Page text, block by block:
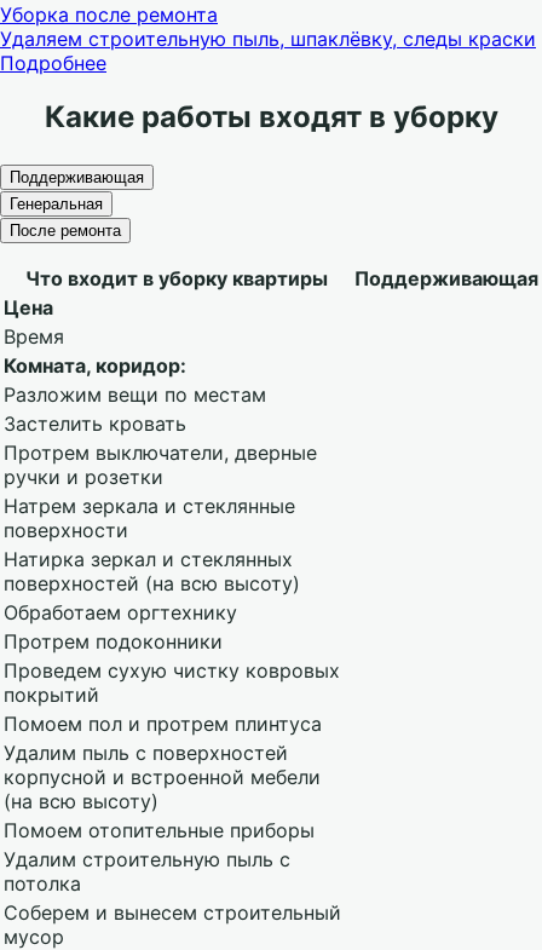
Уборка после ремонта
Удаляем строительную пыль, шпаклёвку, следы краски
Подробнее
Какие работы входят в уборку
Поддерживающая
Генеральная
После ремонта
Что входит в уборку квартиры
Поддерживающая
Цена
Время
Комната, коридор:
Разложим вещи по местам
Застелить кровать
Протрем выключатели, дверные
ручки и розетки
Натрем зеркала и стеклянные
поверхности
Натирка зеркал и стеклянных
поверхностей (на всю высоту)
Обработаем оргтехнику
Протрем подоконники
Проведем сухую чистку ковровых
покрытий
Помоем пол и протрем плинтуса
Удалим пыль с поверхностей
корпусной и встроенной мебели
(на всю высоту)
Помоем отопительные приборы
Удалим строительную пыль с
потолка
Соберем и вынесем строительный
мусор